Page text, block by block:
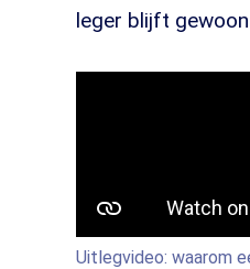
leger blijft
Uitlegvideo: waarom